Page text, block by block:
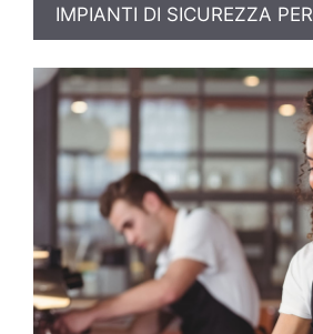
IMPIANTI DI SICUREZZA PER